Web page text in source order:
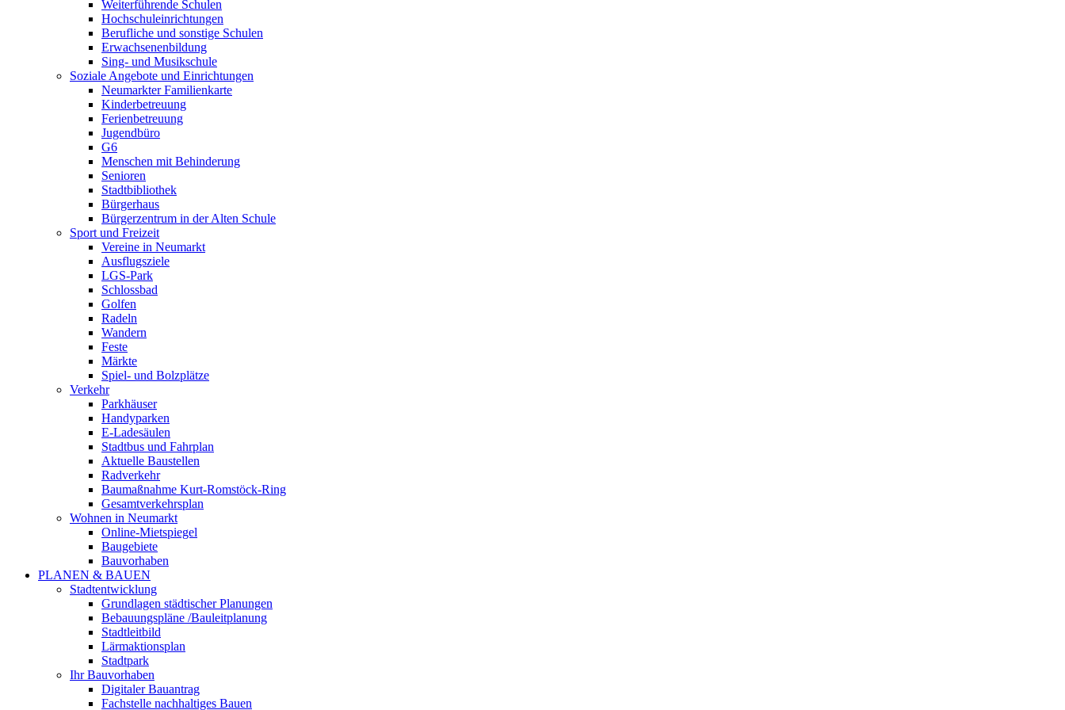
Weiterführende Schulen
Hochschuleinrichtungen
Berufliche und sonstige Schulen
Erwachsenenbildung
Sing- und Musikschule
Soziale Angebote und Einrichtungen
Neumarkter Familienkarte
Kinderbetreuung
Ferienbetreuung
Jugendbüro
G6
Menschen mit Behinderung
Senioren
Stadtbibliothek
Bürgerhaus
Bürgerzentrum in der Alten Schule
Sport und Freizeit
Vereine in Neumarkt
Ausflugsziele
LGS-Park
Schlossbad
Golfen
Radeln
Wandern
Feste
Märkte
Spiel- und Bolzplätze
Verkehr
Parkhäuser
Handyparken
E-Ladesäulen
Stadtbus und Fahrplan
Aktuelle Baustellen
Radverkehr
Baumaßnahme Kurt-Romstöck-Ring
Gesamtverkehrsplan
Wohnen in Neumarkt
Online-Mietspiegel
Baugebiete
Bauvorhaben
PLANEN & BAUEN
Stadtentwicklung
Grundlagen städtischer Planungen
Bebauungspläne /Bauleitplanung
Stadtleitbild
Lärmaktionsplan
Stadtpark
Ihr Bauvorhaben
Digitaler Bauantrag
Fachstelle nachhaltiges Bauen